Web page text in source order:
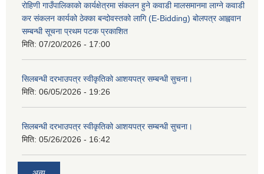
रोहिणी गाउँपालिकाको कार्यक्षेत्रमा संकलन हुने कवाडी मालसमानमा लाग्ने कवाडी
कर संकलन कार्यको ठेक्का बन्दोवस्तको लागि (E-Bidding) बोलपत्र आह्ववान
सम्बन्धी सूचना प्रथम पटक प्रकाशित
मिति: 07/20/2026 - 17:00
सिलबन्धी दरभाउपत्र स्वीकृतिको आशयपत्र सम्बन्धी सुचना।
मिति: 06/05/2026 - 19:26
सिलबन्धी दरभाउपत्र स्वीकृतिको आशयपत्र सम्बन्धी सुचना।
मिति: 05/26/2026 - 16:42